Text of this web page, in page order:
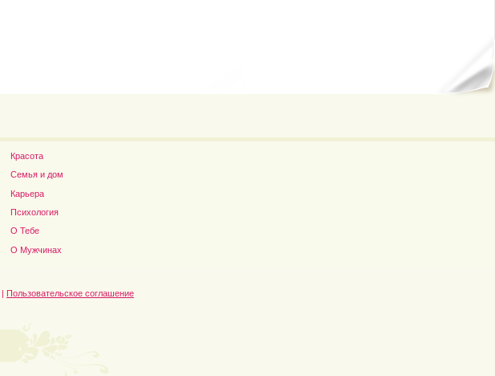
Дэниел Рэдклифф...
Красота
Семья и дом
Карьера
Психология
О Тебе
О Мужчинах
| Пользовательское соглашение